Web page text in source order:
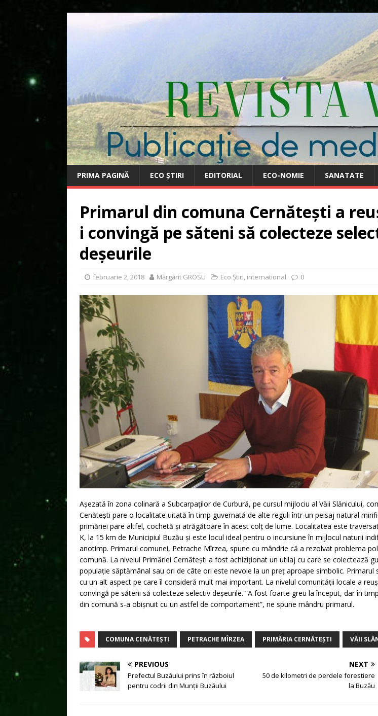
PRIMA PAGINĂ ECO ȘTIRI EDITORIAL ECO-NOMIE SANATATE
Primarul din comuna Cernătești a
i convingă pe săteni să colecteze
deșeurile
februarie 2, 2018 Mărgărit GROSU Eco Ştiri, international 0
Așezată în zona colinară a Subcarpaților de Curbură, pe cursul mijlociu al Văii Slănicului,
Cenătești pare o localitate uitată în timp guvernată de alte reguli într-un peisaj natural
primăriei pare altfel, cochetă și atrăgătoare în acest colț de lume. Localitatea este
K, la 15 km de Municipiul Buzău și este locul ideal pentru o incursiune în mijlocul naturii
anotimp. Primarul comunei, Petrache Mîrzea, spune cu mândrie că a rezolvat problema
comună. La nivelul Primăriei Cernătești a fost achiziționat un utilaj cu care se colectează
populație săptămânal sau ori de câte ori este nevoie la un preț aproape simbolic. Primarul
cu un alt aspect pe care îl consideră mult mai important. La nivelul comunității locale a
convingă pe săteni să colecteze selectiv deșeurile. ”A fost foarte greu la început, dar în
din comună s-a obișnuit cu un astfel de comportament”, ne spune mândru primarul.
COMUNA CENĂTEȘTI PETRACHE MÎRZEA PRIMĂRIA CERNĂTEȘTI VĂII
PREVIOUS
Prefectul Buzăului prins în războiul
pentru codrii din Munții Buzăului
NEXT
50 de kilometri de perdele forestiere
la Buzău